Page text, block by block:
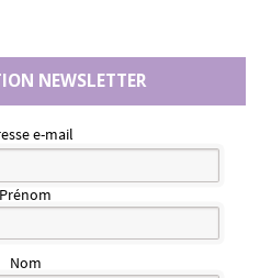
NEWSLETTER
e-mail
Prénom
Nom